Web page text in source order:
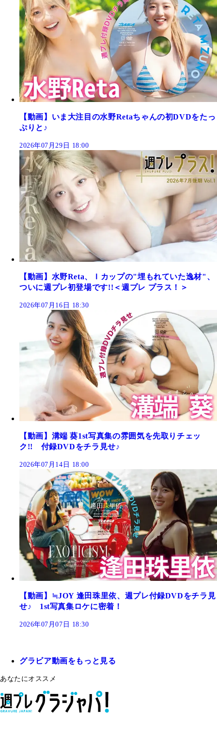
【動画】いま大注目の水野Retaちゃんの初DVDをたっ
ぷりと♪
2026年07月29日 18:00
【動画】水野Reta、Ｉカップの"埋もれていた逸材"、
ついに週プレ初登場です!!＜週プレ プラス！＞
2026年07月16日 18:30
【動画】溝端 葵1st写真集の雰囲気を先取りチェッ
ク!! 付録DVDをチラ見せ♪
2026年07月14日 18:00
【動画】≒JOY 逢田珠里依、週プレ付録DVDをチラ見
せ♪ 1st写真集ロケに密着！
2026年07月07日 18:30
グラビア動画をもっと見る
あなたにオススメ